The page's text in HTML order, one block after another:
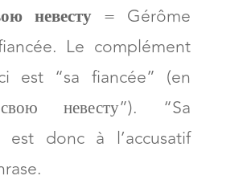
невесту = Gérôme
Le complément
est “sa fiancée” (en
невесту”). “Sa
est donc à l’accusatif